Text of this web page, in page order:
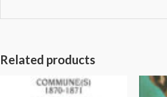
Related products